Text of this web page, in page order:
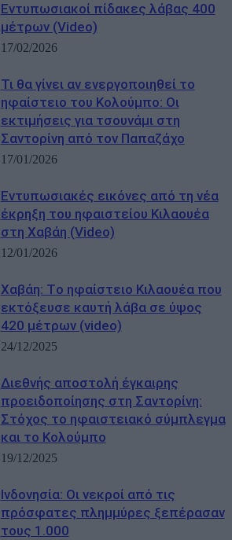
Εντυπωσιακοί πίδακες λάβας 400
μέτρων (Video)
17/02/2026
Τι θα γίνει αν ενεργοποιηθεί το
ηφαίστειο του Κολούμπο: Οι
εκτιμήσεις για τσουνάμι στη
Σαντορίνη από τον Παπαζάχο
17/01/2026
Εντυπωσιακές εικόνες από τη νέα
έκρηξη του ηφαιστείου Κιλαουέα
στη Χαβάη (Video)
12/01/2026
Χαβάη: Tο ηφαίστειο Κιλαουέα που
εκτόξευσε καυτή λάβα σε ύψος
420 μέτρων (video)
24/12/2025
Διεθνής αποστολή έγκαιρης
προειδοποίησης στη Σαντορίνη:
Στόχος το ηφαιστειακό σύμπλεγμα
και το Κολούμπο
19/12/2025
Ινδονησία: Οι νεκροί από τις
πρόσφατες πλημμύρες ξεπέρασαν
τους 1.000